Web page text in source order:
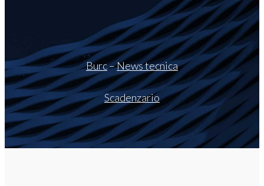
Burc–News tecnica
Scadenzario